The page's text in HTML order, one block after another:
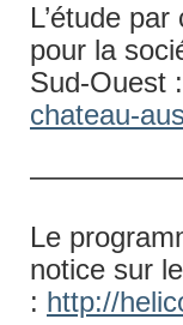
L’étude
pour la
Sud-Ouest :
chateau-
Le
notice sur
: http://